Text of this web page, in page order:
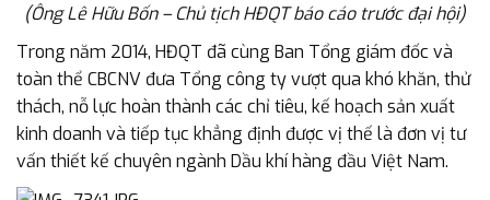
(Ông Lê Hữu Bốn – Chủ tịch HĐQT báo cáo trước đại hội)
Trong năm 2014, HĐQT đã cùng Ban Tổng giám đốc và
toàn thể CBCNV đưa Tổng công ty vượt qua khó khăn, thử
thách, nỗ lực hoàn thành các chỉ tiêu, kế hoạch sản xuất
kinh doanh và tiếp tục khẳng định được vị thế là đơn vị tư
vấn thiết kế chuyên ngành Dầu khí hàng đầu Việt Nam.